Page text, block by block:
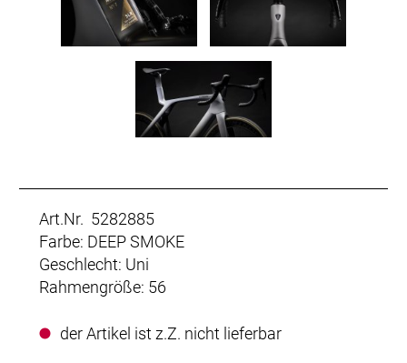
Art.Nr. 5282885
Farbe: DEEP SMOKE
Geschlecht: Uni
Rahmengröße: 56
der Artikel ist z.Z. nicht lieferbar